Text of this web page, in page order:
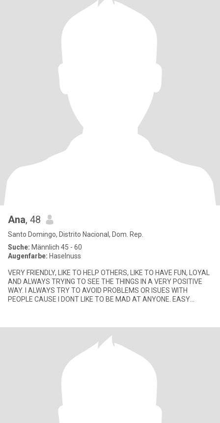
Ana, 48
Santo Domingo, Distrito Nacional, Dom. Rep.
Suche: Männlich 45 - 60
Augenfarbe: Haselnuss
VERY FRIENDLY, LIKE TO HELP OTHERS, LIKE TO HAVE FUN, LOYAL
AND ALWAYS TRYING TO SEE THE THINGS IN A VERY POSITIVE
WAY. I ALWAYS TRY TO AVOID PROBLEMS OR ISUES WITH
PEOPLE CAUSE I DONT LIKE TO BE MAD AT ANYONE. EASY